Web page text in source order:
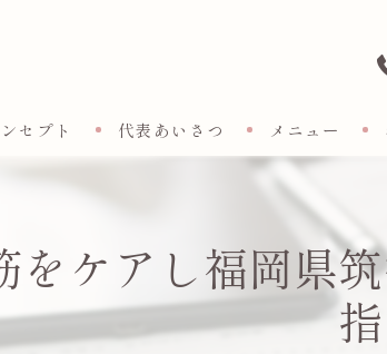
セプト 代表あいさつ メニュー
をケアし福岡県